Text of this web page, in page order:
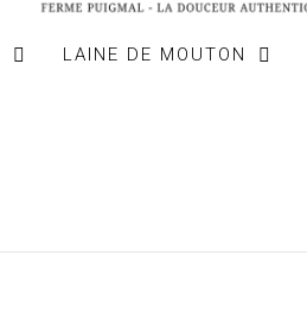
LAINE DE MOUTON